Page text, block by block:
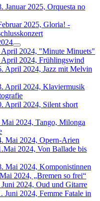
Januar 2025, Orquesta no
2025, Gloria! -
April 2024, "Minute Minuets"
April 2024, Frühlingswind
April 2024, Jazz mit Melvin
April 2024, Klaviermusik
April 2024, Silent short
2024, Tango, Milonga
Mai 2024, Opern-Arien
2024, Von Ballade bis
Mai 2024, Komponistinnen
2024, „Bremen so frei“
2024, Oud und Gitarre
Juni 2024, Femme Fatale in